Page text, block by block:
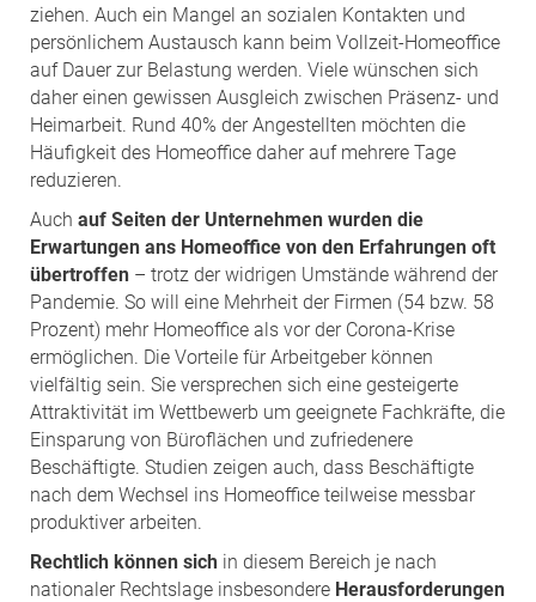
ziehen. Auch ein Mangel an sozialen Kontakten und
persönlichem Austausch kann beim Vollzeit-Homeoffice
auf Dauer zur Belastung werden. Viele wünschen sich
daher einen gewissen Ausgleich zwischen Präsenz- und
Heimarbeit. Rund 40% der Angestellten möchten die
Häufigkeit des Homeoffice daher auf mehrere Tage
reduzieren.
Auch auf Seiten der Unternehmen wurden die
Erwartungen ans Homeoffice von den Erfahrungen oft
übertroffen – trotz der widrigen Umstände während der
Pandemie. So will eine Mehrheit der Firmen (54 bzw. 58
Prozent) mehr Homeoffice als vor der Corona-Krise
ermöglichen. Die Vorteile für Arbeitgeber können
vielfältig sein. Sie versprechen sich eine gesteigerte
Attraktivität im Wettbewerb um geeignete Fachkräfte, die
Einsparung von Büroflächen und zufriedenere
Beschäftigte. Studien zeigen auch, dass Beschäftigte
nach dem Wechsel ins Homeoffice teilweise messbar
produktiver arbeiten.
Rechtlich können sich in diesem Bereich je nach
nationaler Rechtslage insbesondere Herausforderungen